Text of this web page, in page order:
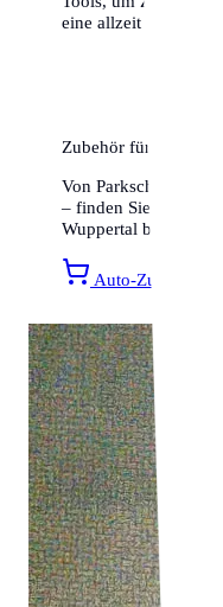
eine allzeit gute und
Zubehör für Ihr Auto
Von Parkscheiben
– finden Sie alles für
Wuppertal bei
Auto-Zubehör